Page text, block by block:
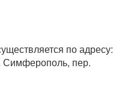
по адресу:
Симферополь, пер.